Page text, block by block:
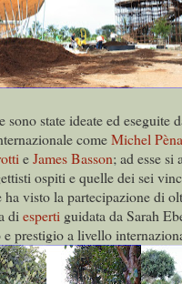
sono state ideate ed eseguite
comeMichel Pèna
eJames Basson; ad esse si
ospiti e quelle dei sei
ha visto la partecipazione di
di esperti guidata da Sarah
e prestigio a livello